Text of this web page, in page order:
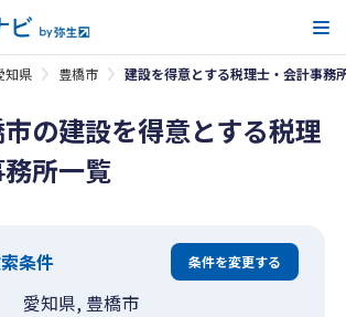
知県 豊橋市 建設を得意とする税理士・会計事務
の建設を得意とする税理
所一覧
条件 条件を変更する
愛知県, 豊橋市